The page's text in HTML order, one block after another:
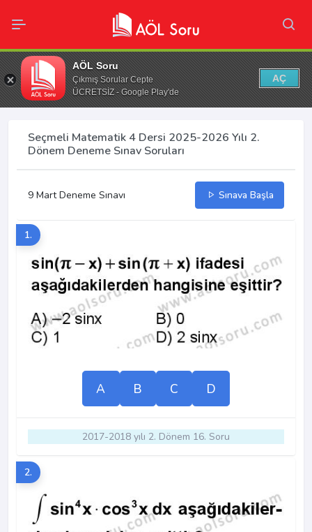
AÖL Soru
Çıkmış Sorular Cepte
ÜCRETSİZ - Google Play'de
AÇ
Seçmeli Matematik 4 Dersi 2025-2026 Yılı 2.
Dönem Deneme Sınav Soruları
9 Mart Deneme Sınavı Sınava Başla
1.
A B C D
2017-2018 yılı 2. Dönem 16. Soru
2.